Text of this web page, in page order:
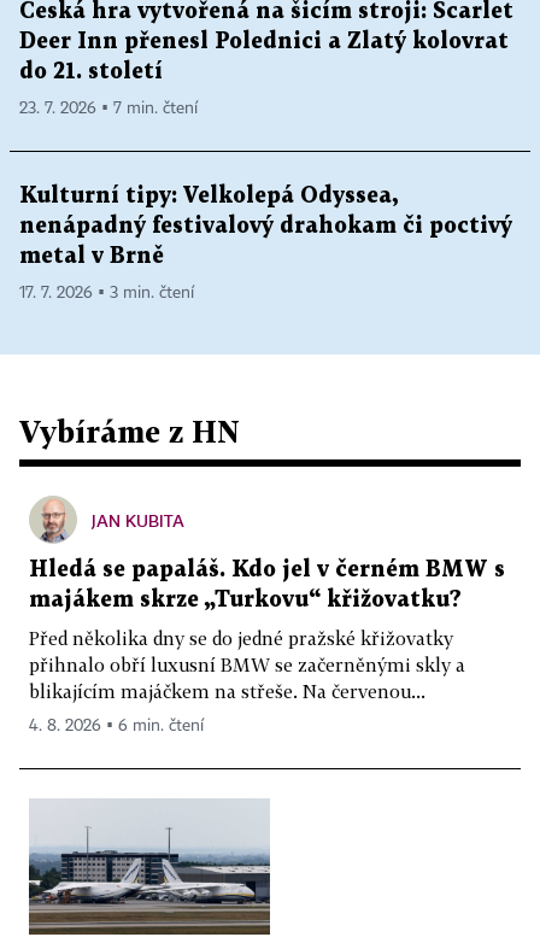
Česká hra vytvořená na šicím stroji: Scarlet
Deer Inn přenesl Polednici a Zlatý kolovrat
do 21. století
23. 7. 2026 ▪ 7 min. čtení
Kulturní tipy: Velkolepá Odyssea,
nenápadný festivalový drahokam či poctivý
metal v Brně
17. 7. 2026 ▪ 3 min. čtení
Vybíráme z HN
JAN KUBITA
Hledá se papaláš. Kdo jel v černém BMW s
majákem skrze „Turkovu“ křižovatku?
Před několika dny se do jedné pražské křižovatky
přihnalo obří luxusní BMW se začerněnými skly a
blikajícím majáčkem na střeše. Na červenou...
4. 8. 2026 ▪ 6 min. čtení